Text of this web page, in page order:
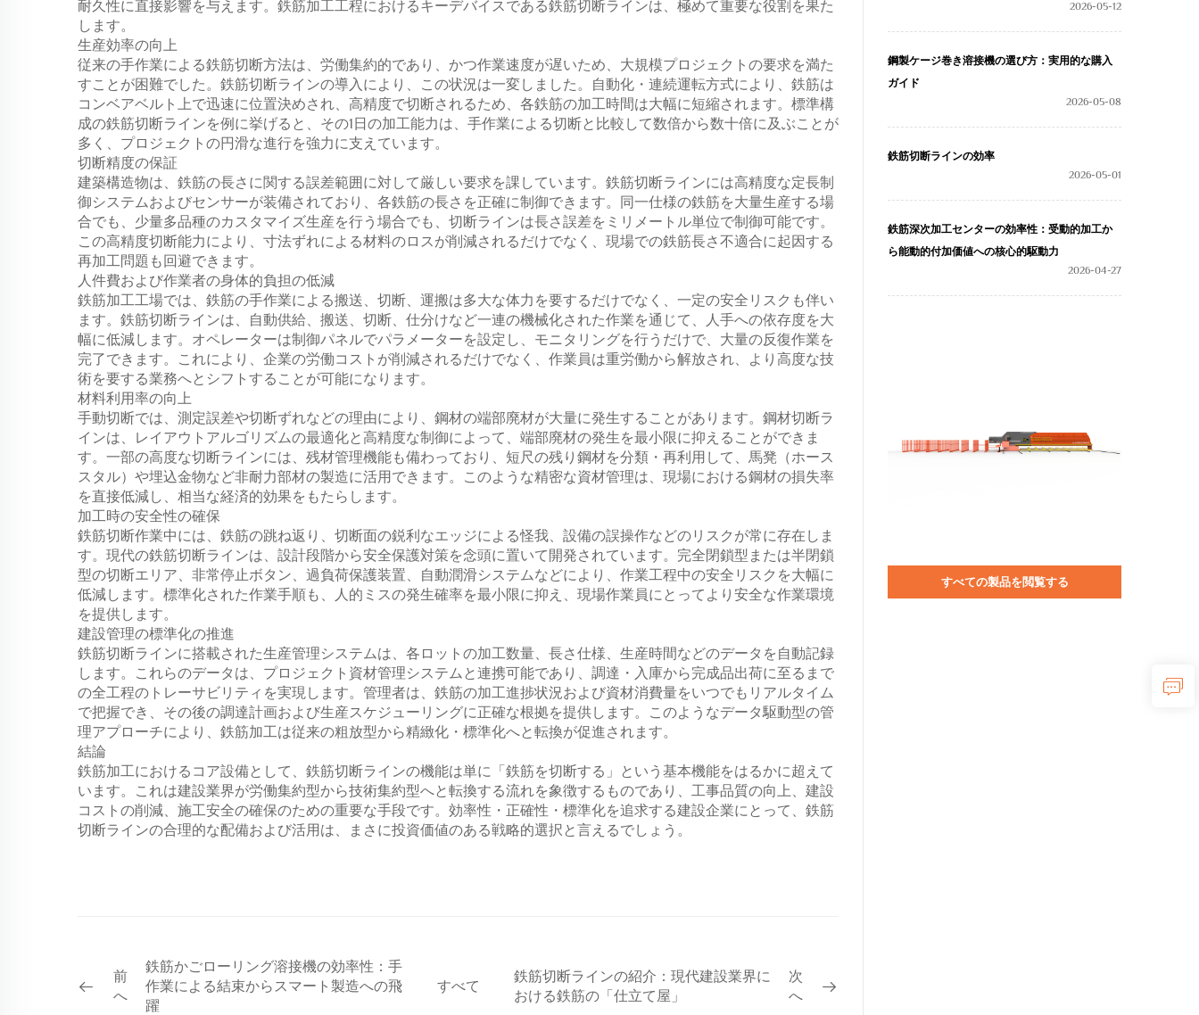
耐久性に直接影響を与えます。鉄筋加工工程におけるキーデバイスである鉄筋切断ラインは、極めて重要な役割を果た
します。
生産効率の向上
従来の手作業による鉄筋切断方法は、労働集約的であり、かつ作業速度が遅いため、大規模プロジェクトの要求を満た
すことが困難でした。鉄筋切断ラインの導入により、この状況は一変しました。自動化・連続運転方式により、鉄筋は
コンベアベルト上で迅速に位置決めされ、高精度で切断されるため、各鉄筋の加工時間は大幅に短縮されます。標準構
成の鉄筋切断ラインを例に挙げると、その1日の加工能力は、手作業による切断と比較して数倍から数十倍に及ぶことが
多く、プロジェクトの円滑な進行を強力に支えています。
切断精度の保証
建築構造物は、鉄筋の長さに関する誤差範囲に対して厳しい要求を課しています。鉄筋切断ラインには高精度な定長制
御システムおよびセンサーが装備されており、各鉄筋の長さを正確に制御できます。同一仕様の鉄筋を大量生産する場
合でも、少量多品種のカスタマイズ生産を行う場合でも、切断ラインは長さ誤差をミリメートル単位で制御可能です。
この高精度切断能力により、寸法ずれによる材料のロスが削減されるだけでなく、現場での鉄筋長さ不適合に起因する
再加工問題も回避できます。
人件費および作業者の身体的負担の低減
鉄筋加工工場では、鉄筋の手作業による搬送、切断、運搬は多大な体力を要するだけでなく、一定の安全リスクも伴い
ます。鉄筋切断ラインは、自動供給、搬送、切断、仕分けなど一連の機械化された作業を通じて、人手への依存度を大
幅に低減します。オペレーターは制御パネルでパラメーターを設定し、モニタリングを行うだけで、大量の反復作業を
完了できます。これにより、企業の労働コストが削減されるだけでなく、作業員は重労働から解放され、より高度な技
術を要する業務へとシフトすることが可能になります。
材料利用率の向上
手動切断では、測定誤差や切断ずれなどの理由により、鋼材の端部廃材が大量に発生することがあります。鋼材切断ラ
インは、レイアウトアルゴリズムの最適化と高精度な制御によって、端部廃材の発生を最小限に抑えることができま
す。一部の高度な切断ラインには、残材管理機能も備わっており、短尺の残り鋼材を分類・再利用して、馬凳（ホース
スタル）や埋込金物など非耐力部材の製造に活用できます。このような精密な資材管理は、現場における鋼材の損失率
を直接低減し、相当な経済的効果をもたらします。
加工時の安全性の確保
鉄筋切断作業中には、鉄筋の跳ね返り、切断面の鋭利なエッジによる怪我、設備の誤操作などのリスクが常に存在しま
す。現代の鉄筋切断ラインは、設計段階から安全保護対策を念頭に置いて開発されています。完全閉鎖型または半閉鎖
型の切断エリア、非常停止ボタン、過負荷保護装置、自動潤滑システムなどにより、作業工程中の安全リスクを大幅に
低減します。標準化された作業手順も、人的ミスの発生確率を最小限に抑え、現場作業員にとってより安全な作業環境
を提供します。
建設管理の標準化の推進
鉄筋切断ラインに搭載された生産管理システムは、各ロットの加工数量、長さ仕様、生産時間などのデータを自動記録
します。これらのデータは、プロジェクト資材管理システムと連携可能であり、調達・入庫から完成品出荷に至るまで
の全工程のトレーサビリティを実現します。管理者は、鉄筋の加工進捗状況および資材消費量をいつでもリアルタイム
で把握でき、その後の調達計画および生産スケジューリングに正確な根拠を提供します。このようなデータ駆動型の管
理アプローチにより、鉄筋加工は従来の粗放型から精緻化・標準化へと転換が促進されます。
結論
鉄筋加工におけるコア設備として、鉄筋切断ラインの機能は単に「鉄筋を切断する」という基本機能をはるかに超えて
います。これは建設業界が労働集約型から技術集約型へと転換する流れを象徴するものであり、工事品質の向上、建設
コストの削減、施工安全の確保のための重要な手段です。効率性・正確性・標準化を追求する建設企業にとって、鉄筋
切断ラインの合理的な配備および活用は、まさに投資価値のある戦略的選択と言えるでしょう。
前
へ
鉄筋かごローリング溶接機の効率性：手
作業による結束からスマート製造への飛
躍
すべて
鉄筋切断ラインの紹介：現代建設業界に
おける鉄筋の「仕立て屋」
次
へ
2026-05-12
鋼製ケージ巻き溶接機の選び方：実用的な購入
ガイド
2026-05-08
鉄筋切断ラインの効率
2026-05-01
鉄筋深次加工センターの効率性：受動的加工か
ら能動的付加価値への核心的駆動力
2026-04-27
すべての製品を閲覧する